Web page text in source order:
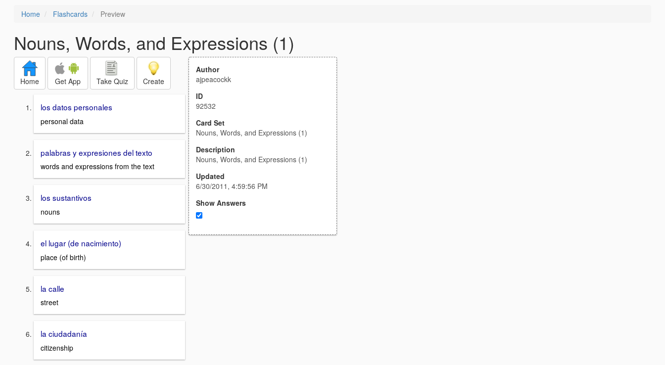
Home Flashcards Preview
Nouns, Words, and Expressions (1)
Home Get App Take Quiz Create
los datos personales
personal data
palabras y expresiones del texto
words and expressions from the text
los sustantivos
nouns
el lugar (de nacimiento)
place (of birth)
la calle
street
la ciudadanía
citizenship
Author
ajpeacockk
ID
92532
Card Set
Nouns, Words, and Expressions (1)
Description
Nouns, Words, and Expressions (1)
Updated
6/30/2011, 4:59:56 PM
Show Answers